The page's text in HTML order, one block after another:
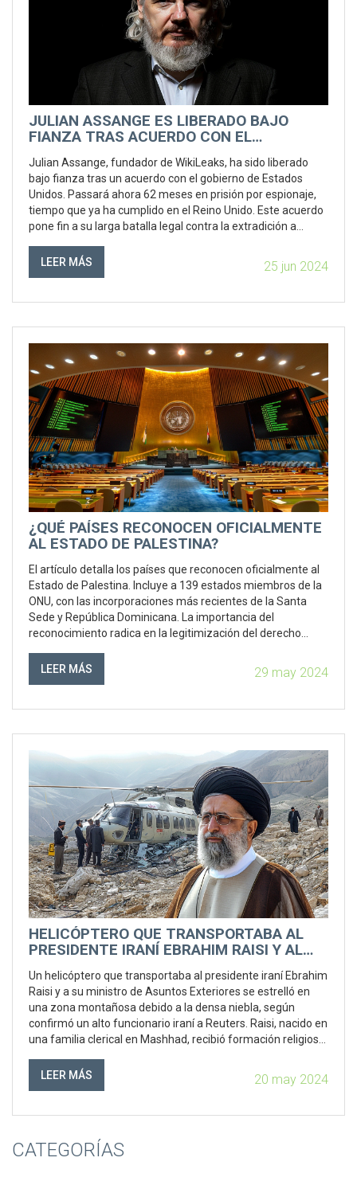
JULIAN ASSANGE ES LIBERADO BAJO
FIANZA TRAS ACUERDO CON EL
Julian Assange, fundador de WikiLeaks, ha sido liberado
bajo fianza tras un acuerdo con el gobierno de Estados
Unidos. Passará ahora 62 meses en prisión por espionaje,
tiempo que ya ha cumplido en el Reino Unido. Este acuerdo
pone fin a su larga batalla legal contra la extradición a
clasificada sobre crímenes de guerra.
LEER MÁS 25 jun 2024
¿QUÉ PAÍSES RECONOCEN OFICIALMENTE
AL ESTADO DE PALESTINA?
El artículo detalla los países que reconocen oficialmente al
Estado de Palestina. Incluye a 139 estados miembros de la
ONU, con las incorporaciones más recientes de la Santa
Sede y República Dominicana. La importancia del
reconocimiento radica en la legitimización del derecho
LEER MÁS
29 may 2024
HELICÓPTERO QUE TRANSPORTABA AL
PRESIDENTE IRANÍ EBRAHIM RAISI Y AL
ESTRELLA EN TERRENO MONTAÑOSO
Un helicóptero que transportaba al presidente iraní Ebrahim
Raisi y a su ministro de Asuntos Exteriores se estrelló en
una zona montañosa debido a la densa niebla, según
confirmó un alto funcionario iraní a Reuters. Raisi, nacido en
una familia clerical en Mashhad, recibió formación religiosa
del régimen.
LEER MÁS 20 may 2024
CATEGORÍAS